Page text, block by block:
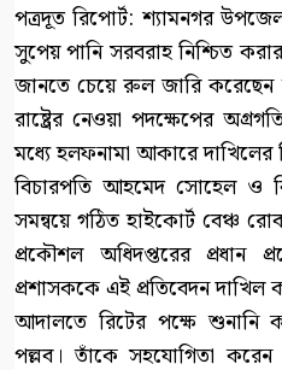
পত্রদূত রিপোর্ট: শ্যামনগর
সুপেয় পানি সরবরাহ নিশ্চিত
জানতে চেয়ে রুল জারি করেছেন
রাষ্ট্রের নেওয়া পদক্ষেপের
মধ্যে হলফনামা আকারে দাখিলের
বিচারপতি আহমেদ সোহেল ও
সমন্বয়ে গঠিত হাইকোর্ট বেঞ্চ
প্রকৌশল অধিদপ্তরের প্রধান
প্রশাসককে এই প্রতিবেদন দাখিল
আদালতে রিটের পক্ষে শুনানি
পল্লব। তাঁকে সহযোগিতা